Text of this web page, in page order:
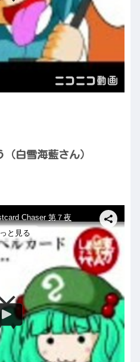
（白雪海藍さん）